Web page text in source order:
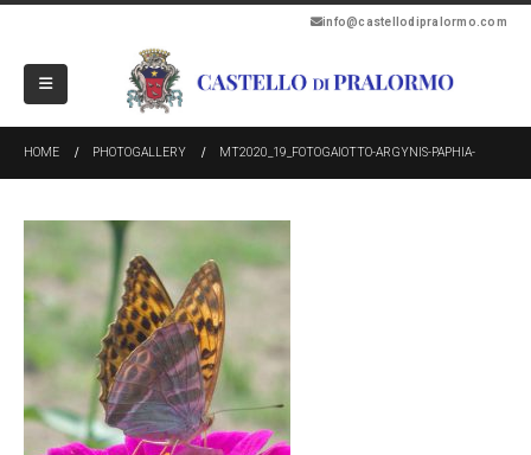
info@castellodipralormo.com
HOME PHOTOGALLERY MT2020_19_FOTOGAIOTTO-ARGYNIS-PAPHIA-